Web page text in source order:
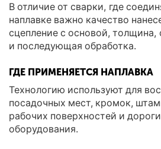
В отличие от сварки, где
наплавке важно качество
сцепление с основой, толщина,
и последующая обработка.
ГДЕ ПРИМЕНЯЕТСЯ НАПЛАВКА
Технологию используют для
посадочных мест, кромок,
рабочих поверхностей и
оборудования.